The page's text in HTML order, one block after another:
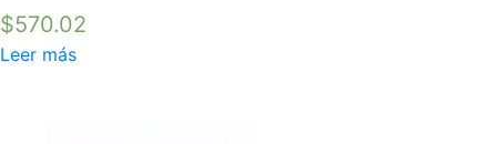
$570.02
Leer más